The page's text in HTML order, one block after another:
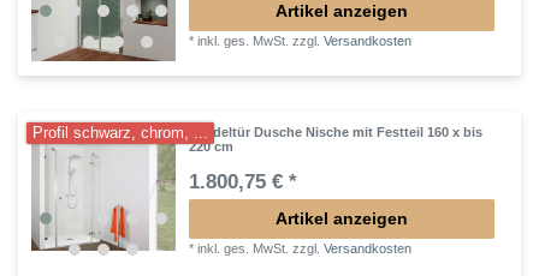
Artikel anzeigen
*inkl. ges. MwSt. zzgl.Versandkosten
Profil schwarz, chrom, ...Pendeltür Dusche Nische mit Festteil 160 x bis
220 cm
1.800,75 € *
Artikel anzeigen
*inkl. ges. MwSt. zzgl.Versandkosten